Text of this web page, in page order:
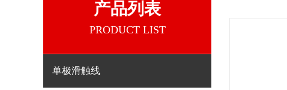
产品列表
PRODUCT LIST
单极滑触线